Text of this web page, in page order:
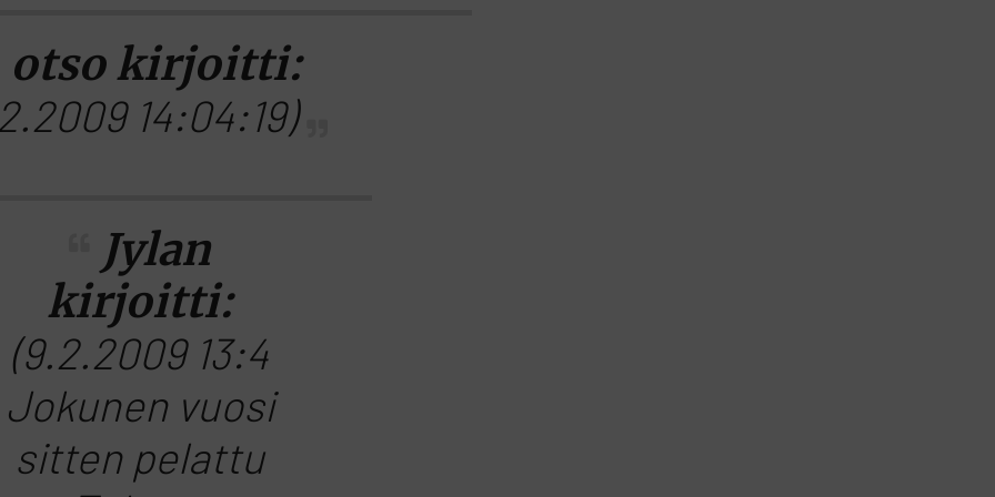
otso kirjoitti:
14:04:19)
Jylan
kirjoitti:
(9.2.2009 13:4
Jokunen vuosi
sitten pelattu